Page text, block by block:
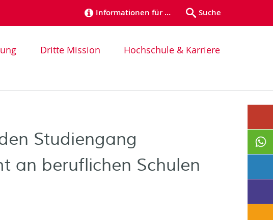
Informationen für … Suche
Dritte Mission Hochschule & Karriere
Studiengang
an beruflichen Schulen